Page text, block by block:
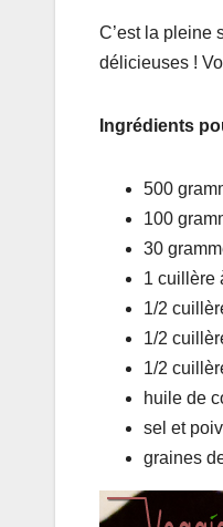
C’est la pleine
délicieuses !
Ingrédients
500
100
30
1 cuillère
1/2
1/2
1/2
huile de
sel et
graines